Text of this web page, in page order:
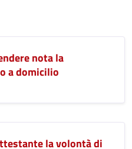
nota la
a domicilio
la volontà di